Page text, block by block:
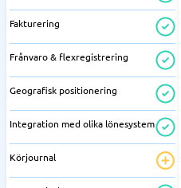
Fakturering
Frånvaro & flexregistrering
Geografisk positionering
Integration med olika lönesystem
Körjournal